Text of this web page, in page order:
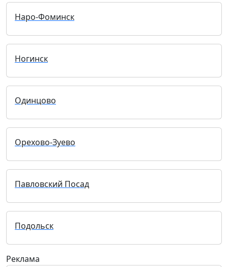
Наро-Фоминск
Ногинск
Одинцово
Орехово-Зуево
Павловский Посад
Подольск
Реклама